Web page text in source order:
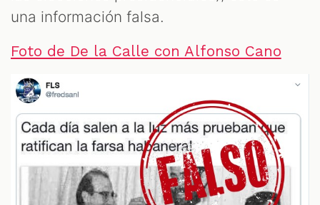
una información falsa.
Foto de De la Calle con Alfonso Cano